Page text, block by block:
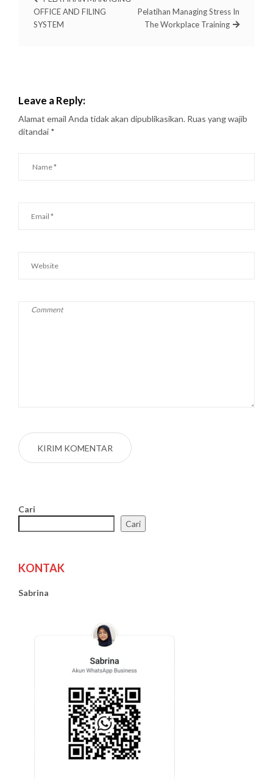
OFFICE AND FILING
SYSTEM
Pelatihan Managing Stress In
The Workplace Training
Leave a Reply:
Alamat email Anda tidak akan dipublikasikan. Ruas yang wajib
ditandai *
Cari
Cari
KONTAK
Sabrina